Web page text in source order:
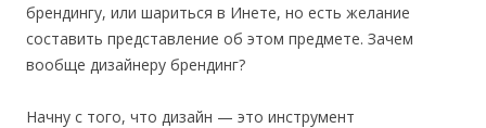
брендингу, или шариться в Инете, но есть желание
составить представление об этом предмете. Зачем
вообще дизайнеру брендинг?
Начну с того, что дизайн — это инструмент